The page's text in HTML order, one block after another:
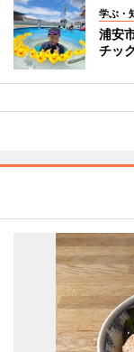
学ぶ・
浦安
チッ